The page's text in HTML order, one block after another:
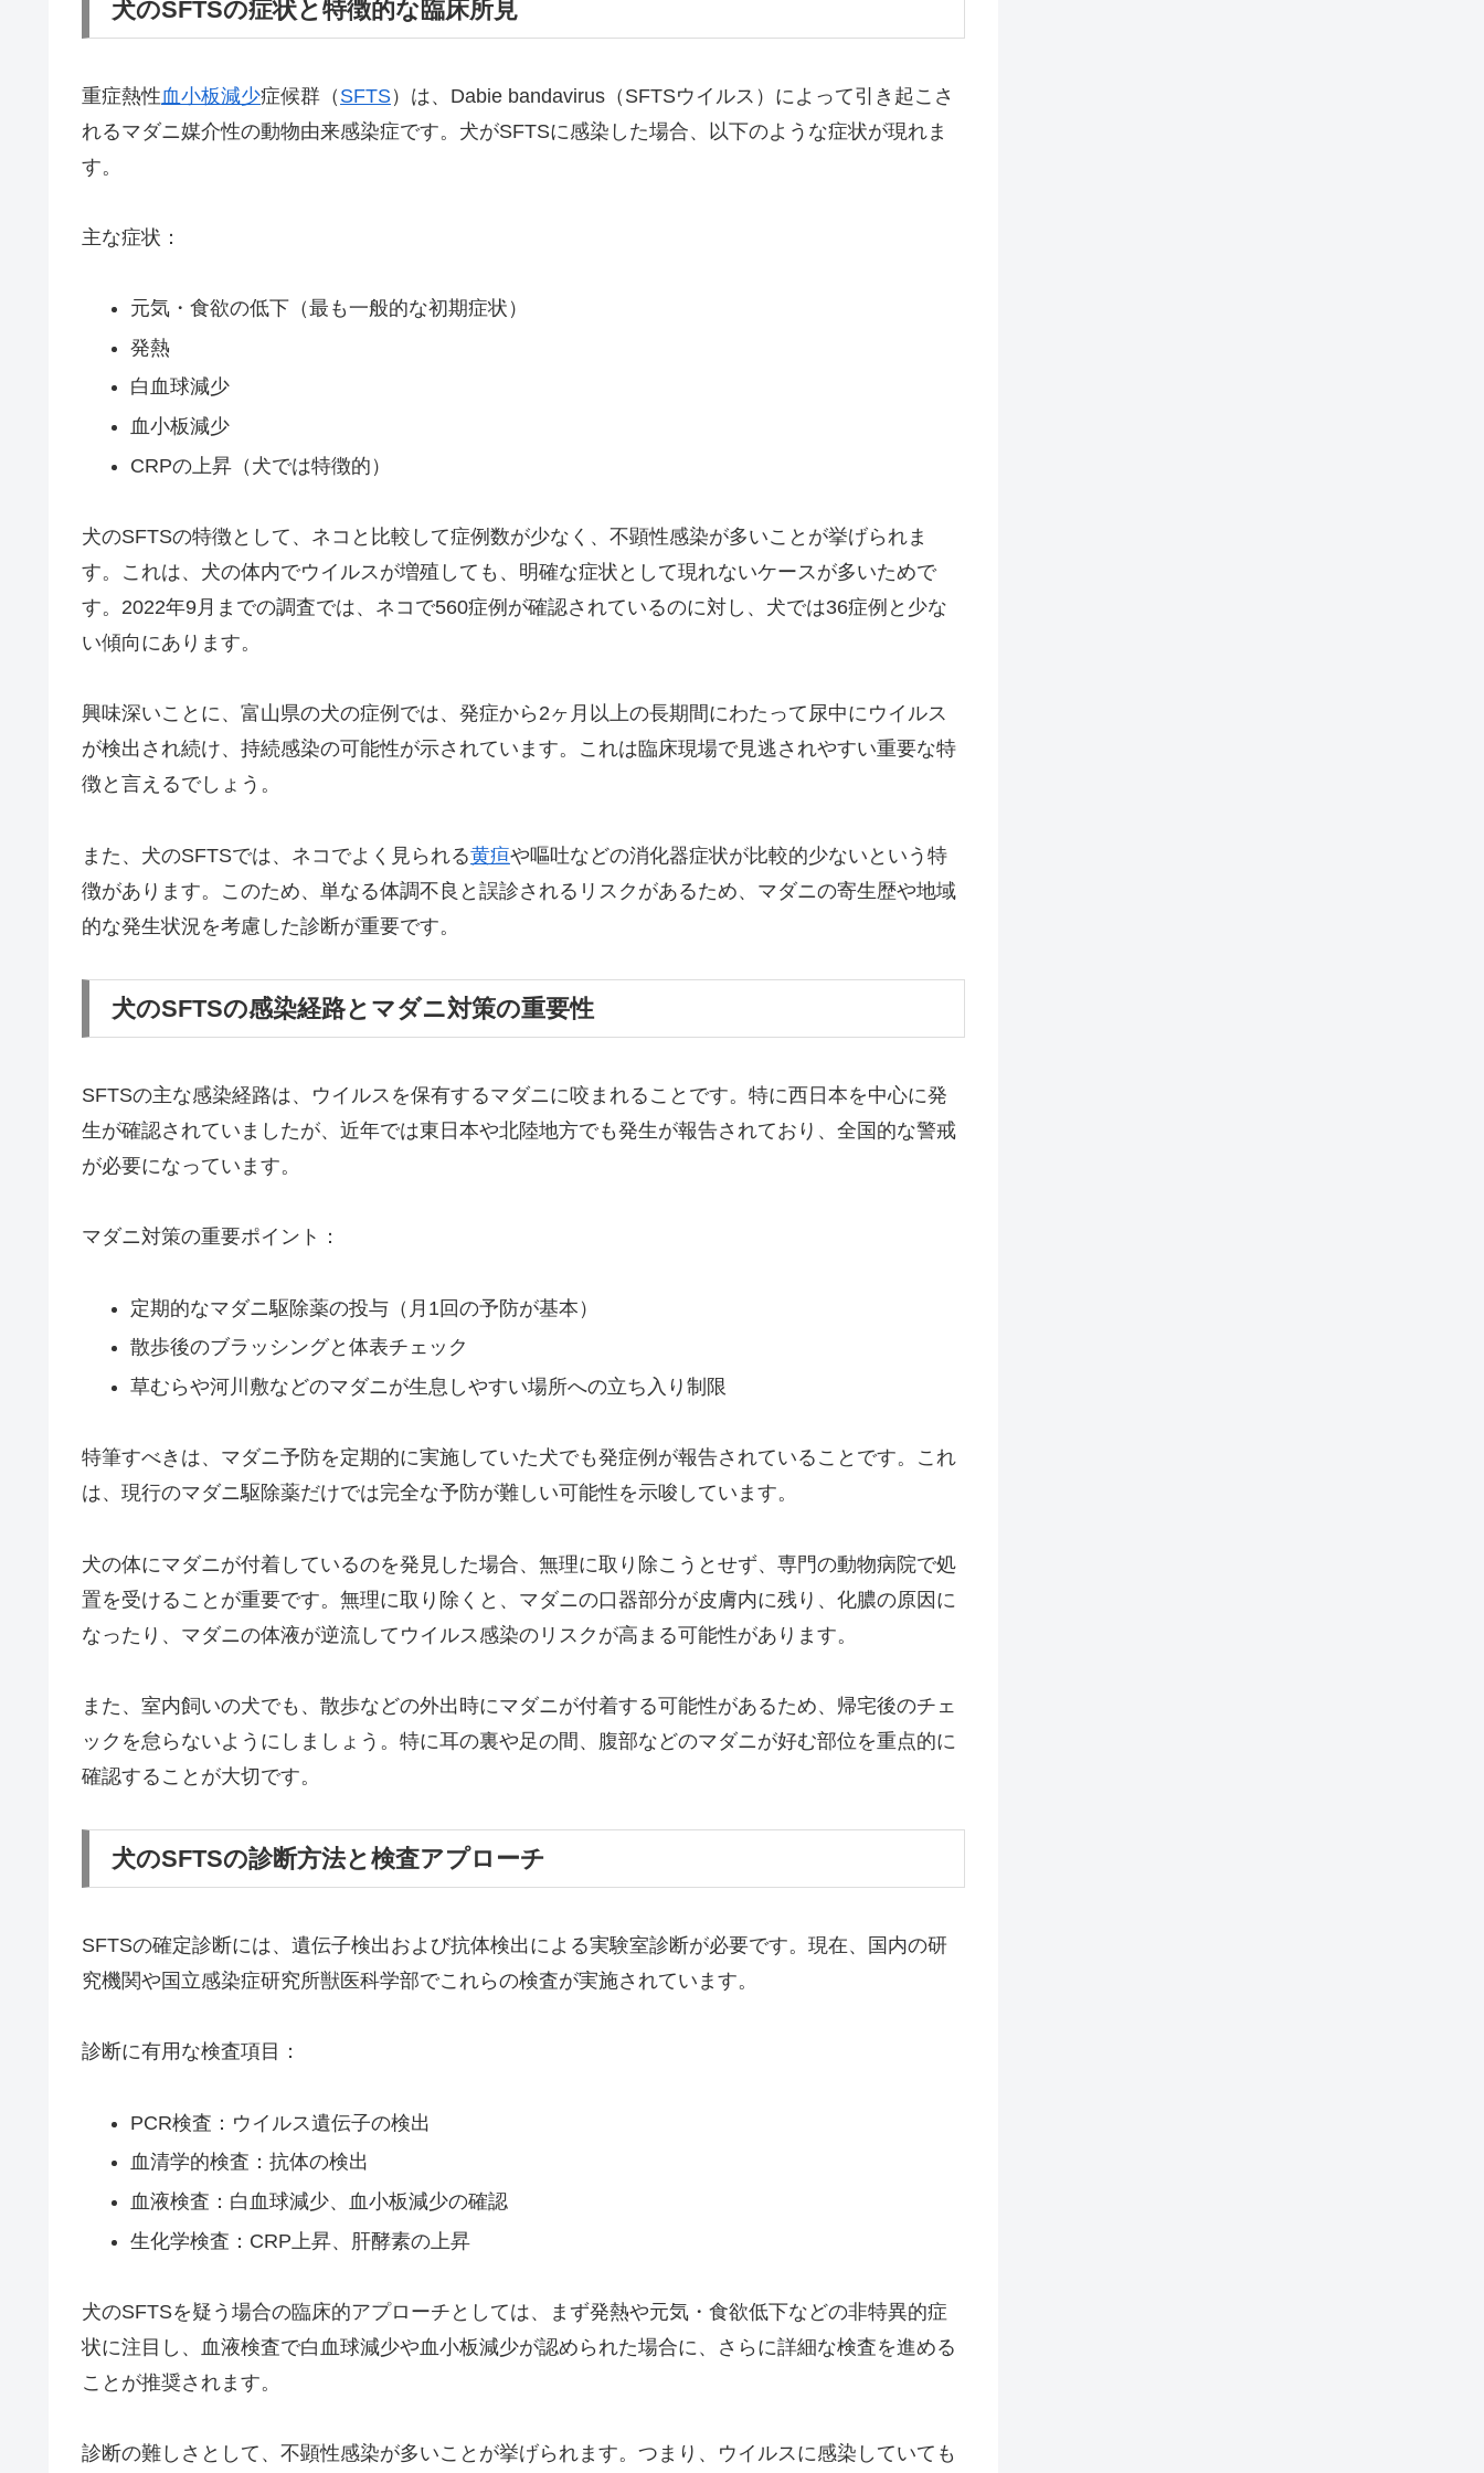
犬のSFTSの症状と特徴的な臨床所見
重症熱性血小板減少症候群（ SFTS）は、Dabie bandavirus（SFTSウイルス）によって引き起こさ
れるマダニ媒介性の動物由来感染症です。犬がSFTSに感染した場合、以下のような症状が現れま
す。
主な症状：
元気・食欲の低下（最も一般的な初期症状）
発熱
白血球減少
血小板減少
CRPの上昇（犬では特徴的）
犬のSFTSの特徴として、ネコと比較して症例数が少なく、不顕性感染が多いことが挙げられま
す。これは、犬の体内でウイルスが増殖しても、明確な症状として現れないケースが多いためで
す。2022年9月までの調査では、ネコで560症例が確認されているのに対し、犬では36症例と少な
い傾向にあります。
興味深いことに、富山県の犬の症例では、発症から2ヶ月以上の長期間にわたって尿中にウイルス
が検出され続け、持続感染の可能性が示されています。これは臨床現場で見逃されやすい重要な特
徴と言えるでしょう。
また、犬のSFTSでは、ネコでよく見られる黄疸や嘔吐などの消化器症状が比較的少ないという特
徴があります。このため、単なる体調不良と誤診されるリスクがあるため、マダニの寄生歴や地域
的な発生状況を考慮した診断が重要です。
犬のSFTSの感染経路とマダニ対策の重要性
SFTSの主な感染経路は、ウイルスを保有するマダニに咬まれることです。特に西日本を中心に発
生が確認されていましたが、近年では東日本や北陸地方でも発生が報告されており、全国的な警戒
が必要になっています。
マダニ対策の重要ポイント：
定期的なマダニ駆除薬の投与（月1回の予防が基本）
散歩後のブラッシングと体表チェック
草むらや河川敷などのマダニが生息しやすい場所への立ち入り制限
特筆すべきは、マダニ予防を定期的に実施していた犬でも発症例が報告されていることです。これ
は、現行のマダニ駆除薬だけでは完全な予防が難しい可能性を示唆しています。
犬の体にマダニが付着しているのを発見した場合、無理に取り除こうとせず、専門の動物病院で処
置を受けることが重要です。無理に取り除くと、マダニの口器部分が皮膚内に残り、化膿の原因に
なったり、マダニの体液が逆流してウイルス感染のリスクが高まる可能性があります。
また、室内飼いの犬でも、散歩などの外出時にマダニが付着する可能性があるため、帰宅後のチェ
ックを怠らないようにしましょう。特に耳の裏や足の間、腹部などのマダニが好む部位を重点的に
確認することが大切です。
犬のSFTSの診断方法と検査アプローチ
SFTSの確定診断には、遺伝子検出および抗体検出による実験室診断が必要です。現在、国内の研
究機関や国立感染症研究所獣医科学部でこれらの検査が実施されています。
診断に有用な検査項目：
PCR検査：ウイルス遺伝子の検出
血清学的検査：抗体の検出
血液検査：白血球減少、血小板減少の確認
生化学検査：CRP上昇、肝酵素の上昇
犬のSFTSを疑う場合の臨床的アプローチとしては、まず発熱や元気・食欲低下などの非特異的症
状に注目し、血液検査で白血球減少や血小板減少が認められた場合に、さらに詳細な検査を進める
ことが推奨されます。
診断の難しさとして、不顕性感染が多いことが挙げられます。つまり、ウイルスに感染していても